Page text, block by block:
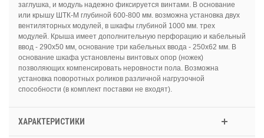
заглушка, и модуль надежно фиксируется винтами. В основание
или крышу ШТК-М глубиной 600-800 мм. возможна установка двух
вентиляторных модулей, в шкафы глубиной 1000 мм. трех
модулей. Крыша имеет дополнительную перфорацию и кабельный
ввод - 290х50 мм, основание три кабельных ввода - 250х62 мм. В
основание шкафа установлены винтовых опор (ножек)
позволяющих компенсировать неровности пола. Возможна
установка поворотных роликов различной нагрузочной
способности (в комплект поставки не входят).
ХАРАКТЕРИСТИКИ